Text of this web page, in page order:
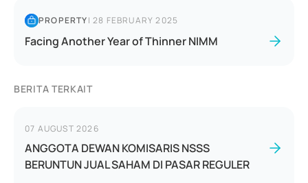
PROPERTY|28 FEBRUARY 2025
Facing Another Year of Thinner NIMM
BERITA TERKAIT
07 AUGUST 2026
ANGGOTA DEWAN KOMISARIS NSSS
BERUNTUN JUAL SAHAM DI PASAR REGULER